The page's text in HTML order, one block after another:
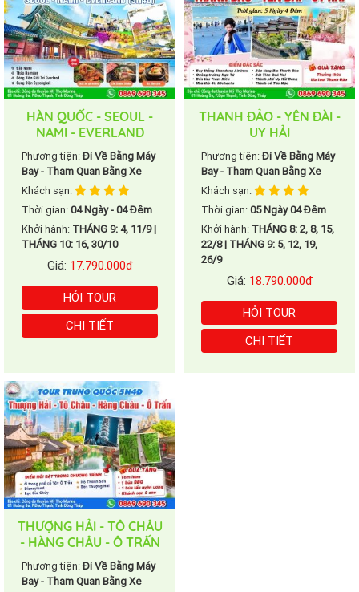
HÀN QUỐC - SEOUL -
NAMI - EVERLAND
Phương tiện:Đi Về Bằng Máy
Bay - Tham Quan Bằng Xe
Khách sạn:
Thời gian: 04 Ngày - 04 Đêm
Khởi hành: THÁNG 9: 4, 11/9 |
THÁNG 10: 16, 30/10
Giá: 17.790.000đ
HỎI TOUR
CHI TIẾT
THANH ĐẢO - YÊN ĐÀI -
UY HẢI
Phương tiện:Đi Về Bằng Máy
Bay - Tham Quan Bằng Xe
Khách sạn:
Thời gian: 05 Ngày 04 Đêm
Khởi hành: THÁNG 8: 2, 8, 15,
22/8 | THÁNG 9: 5, 12, 19,
26/9
Giá: 18.790.000đ
HỎI TOUR
CHI TIẾT
THƯỢNG HẢI - TÔ CHÂU
- HÀNG CHÂU - Ô TRẤN
Phương tiện:Đi Về Bằng Máy
Bay - Tham Quan Bằng Xe